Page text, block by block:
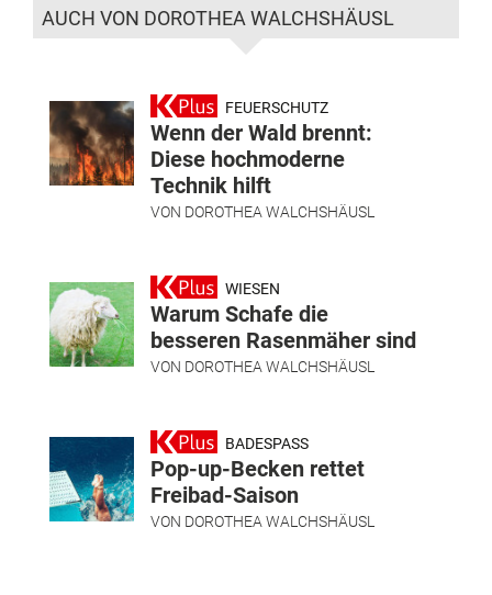
AUCH VON DOROTHEA WALCHSHÄUSL
FEUERSCHUTZ
Wenn der Wald brennt:
Diese hochmoderne
Technik hilft
VON DOROTHEA WALCHSHÄUSL
WIESEN
Warum Schafe die
besseren Rasenmäher sind
VON DOROTHEA WALCHSHÄUSL
BADESPASS
Pop-up-Becken rettet
Freibad-Saison
VON DOROTHEA WALCHSHÄUSL